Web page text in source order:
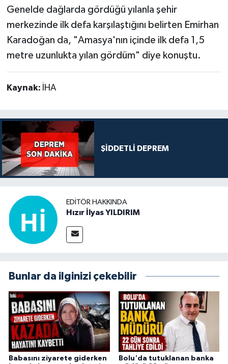
Genelde dağlarda gördüğü yılanla şehir
merkezinde ilk defa karşılaştığını belirten Emirhan
Karadoğan da, "Amasya'nın içinde ilk defa 1,5
metre uzunlukta yılan gördüm" diye konuştu.
Kaynak: İHA
ŞİDDETLİ DEPREM
EDITÖR HAKKINDA
Hızır İlyas YILDIRIM
Bunlar da ilginizi çekebilir
Babasını ziyarete giderken
Bolu'da tutuklanan banka